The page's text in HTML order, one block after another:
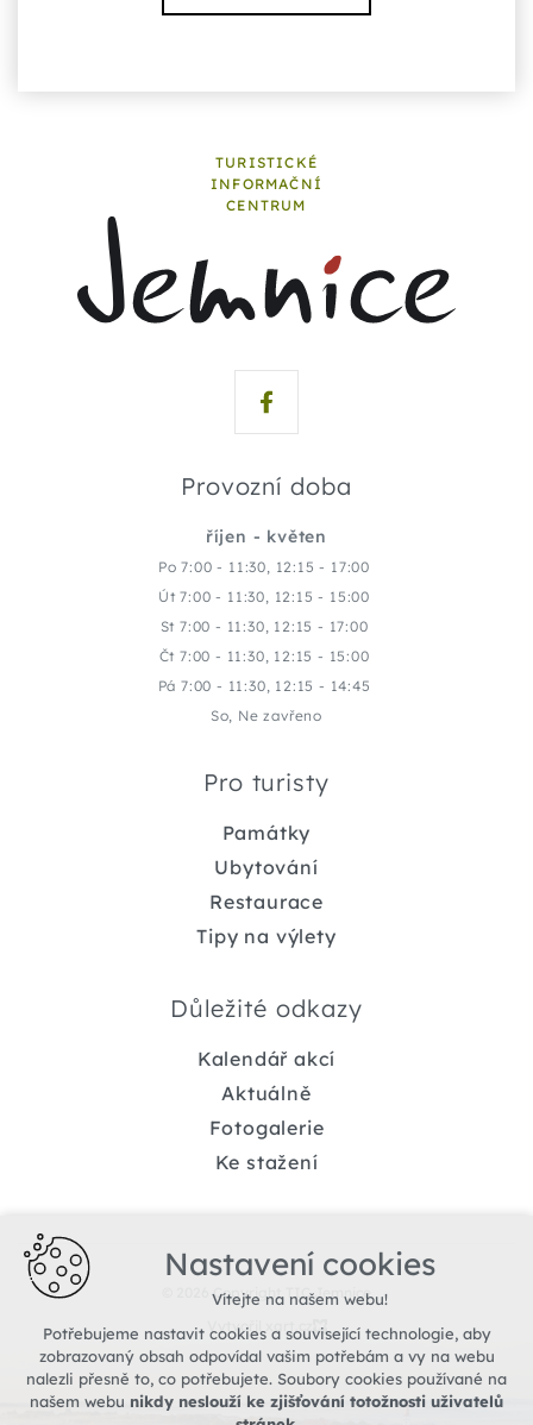
TURISTICKÉ
INFORMAČNÍ
CENTRUM
Provozní doba
říjen - květen
Po 7:00 - 11:30, 12:15 - 17:00
Út 7:00 - 11:30, 12:15 - 15:00
St 7:00 - 11:30, 12:15 - 17:00
Čt 7:00 - 11:30, 12:15 - 15:00
Pá 7:00 - 11:30, 12:15 - 14:45
So, Ne zavřeno
Pro turisty
Památky
Ubytování
Restaurace
Tipy na výlety
Důležité odkazy
Kalendář akcí
Aktuálně
Fotogalerie
Ke stažení
© 2026 Copyright TIC Jemnice
Vytvořil xart.cz
Nastavení cookies
Vítejte na našem webu!
Potřebujeme nastavit cookies a související technologie, aby
zobrazovaný obsah odpovídal vašim potřebám a vy na webu
nalezli přesně to, co potřebujete. Soubory cookies používané na
našem webu nikdy neslouží ke zjišťování totožnosti uživatelů